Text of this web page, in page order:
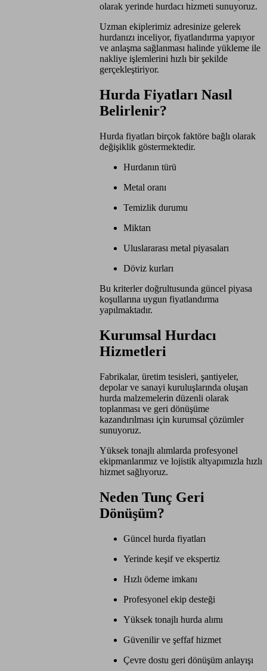
olarak yerinde hurdacı hizmeti sunuyoruz.
Uzman ekiplerimiz adresinize gelerek
hurdanızı inceliyor, fiyatlandırma yapıyor
ve anlaşma sağlanması halinde yükleme ile
nakliye işlemlerini hızlı bir şekilde
gerçekleştiriyor.
Hurda Fiyatları Nasıl
Belirlenir?
Hurda fiyatları birçok faktöre bağlı olarak
değişiklik göstermektedir.
Hurdanın türü
Metal oranı
Temizlik durumu
Miktarı
Uluslararası metal piyasaları
Döviz kurları
Bu kriterler doğrultusunda güncel piyasa
koşullarına uygun fiyatlandırma
yapılmaktadır.
Kurumsal Hurdacı
Hizmetleri
Fabrikalar, üretim tesisleri, şantiyeler,
depolar ve sanayi kuruluşlarında oluşan
hurda malzemelerin düzenli olarak
toplanması ve geri dönüşüme
kazandırılması için kurumsal çözümler
sunuyoruz.
Yüksek tonajlı alımlarda profesyonel
ekipmanlarımız ve lojistik altyapımızla hızlı
hizmet sağlıyoruz.
Neden Tunç Geri
Dönüşüm?
Güncel hurda fiyatları
Yerinde keşif ve ekspertiz
Hızlı ödeme imkanı
Profesyonel ekip desteği
Yüksek tonajlı hurda alımı
Güvenilir ve şeffaf hizmet
Çevre dostu geri dönüşüm anlayışı